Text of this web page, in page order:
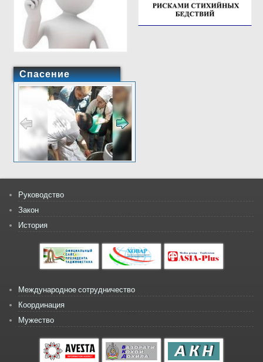
Спасение
Руководство
Закон
История
Международное сотрудничество
Координация
Мужество